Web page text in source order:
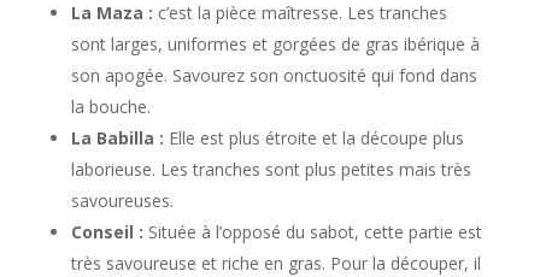
La Maza : c’est la pièce maîtresse. Les tranches
sont larges, uniformes et gorgées de gras ibérique à
son apogée. Savourez son onctuosité qui fond dans
la bouche.
La Babilla : Elle est plus étroite et la découpe plus
laborieuse. Les tranches sont plus petites mais très
savoureuses.
Conseil : Située à l’opposé du sabot, cette partie est
très savoureuse et riche en gras. Pour la découper, il